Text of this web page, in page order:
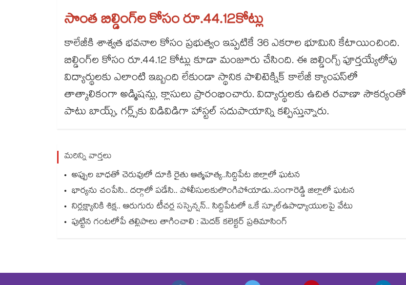
సొంత బిల్డింగ్‌‌‌‌‌‌‌‌ల కోసం రూ.44.12కోట్లు
కాలేజీకి శాశ్వత భవనాల కోసం ప్రభుత్వం ఇప్పటికే 36 ఎకరాల భూమిని కేటాయించింది.
బిల్డింగ్‌‌‌‌‌‌‌‌ల కోసం రూ.44.12 కోట్లు కూడా మంజూరు చేసింది. ఈ బిల్డింగ్స్ పూర్తయ్యేలోపు
విద్యార్థులకు ఎలాంటి ఇబ్బంది లేకుండా స్థానిక పాలిటెక్నిక్ కాలేజీ క్యాంపస్‌‌‌‌‌‌‌‌లో
తాత్కాలికంగా అడ్మిషన్లు, క్లాసులు ప్రారంభించారు. విద్యార్థులకు ఉచిత రవాణా సౌకర్యంతో
పాటు బాయ్స్, గర్ల్స్‌‌‌‌‌‌‌‌కు విడివిడిగా హాస్టల్ సదుపాయాన్ని కల్పిస్తున్నారు.
మరిన్ని వార్తలు
అప్పుల బాధతో చెరువులో దూకి రైతు ఆత్మహత్య..సిద్దిపేట జిల్లాలో ఘటన
భార్యను చంపేసి.. దర్గాలో పడేసి.. పోలీసులకులొంగిపోయాడు..సంగారెడ్డి జిల్లాలో ఘటన
నిర్లక్ష్యానికి శిక్ష.. ఆరుగురు టీచర్ల సస్పెన్షన్.. సిద్దిపేటలో ఒకే స్కూల్ఉపాధ్యాయులపై వేటు
పుట్టిన గంటలోపే తల్లిపాలు తాగించాలి : మెదక్ కలెక్టర్ ప్రతిమాసింగ్